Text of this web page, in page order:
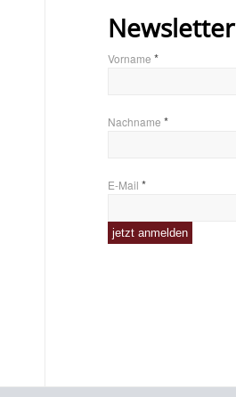
Newsletter
Vorname*
Nachname*
E-Mail*